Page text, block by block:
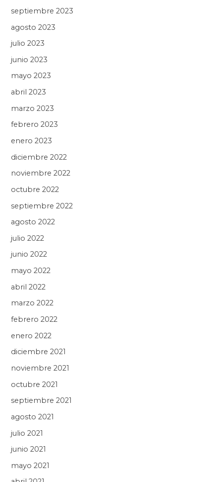
septiembre 2023
agosto 2023
julio 2023
junio 2023
mayo 2023
abril 2023
marzo 2023
febrero 2023
enero 2023
diciembre 2022
noviembre 2022
octubre 2022
septiembre 2022
agosto 2022
julio 2022
junio 2022
mayo 2022
abril 2022
marzo 2022
febrero 2022
enero 2022
diciembre 2021
noviembre 2021
octubre 2021
septiembre 2021
agosto 2021
julio 2021
junio 2021
mayo 2021